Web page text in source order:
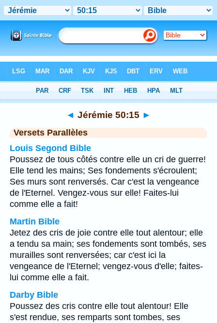
Chapitre 50 > Verset 15
◄ Jérémie 50:15 ►
Versets Parallèles
Louis Segond Bible
Poussez de tous côtés contre elle un cri de guerre!
Elle tend les mains; Ses fondements s'écroulent;
Ses murs sont renversés. Car c'est la vengeance
de l'Eternel. Vengez-vous sur elle! Faites-lui
comme elle a fait!
Martin Bible
Jetez des cris de joie contre elle tout alentour; elle
a tendu sa main; ses fondements sont tombés, ses
murailles sont renversées; car c'est ici la
vengeance de l'Eternel; vengez-vous d'elle; faites-
lui comme elle a fait.
Darby Bible
Poussez des cris contre elle tout alentour! Elle
s'est rendue, ses remparts sont tombes, ses